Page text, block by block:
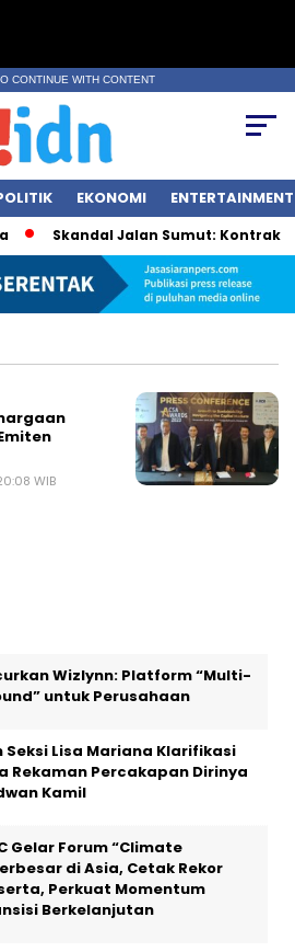
CONTINUE WITH CONTENT
EKONOMI ENTERTAINMENT
Skandal Jalan Sumut:
WIB
Wizlynn: Platform “Multi-
untuk Perusahaan
Seksi Lisa Mariana Klarifikasi
Rekaman Percakapan Dirinya
Kamil
Gelar Forum “Climate
di Asia, Cetak Rekor
Perkuat Momentum
Berkelanjutan